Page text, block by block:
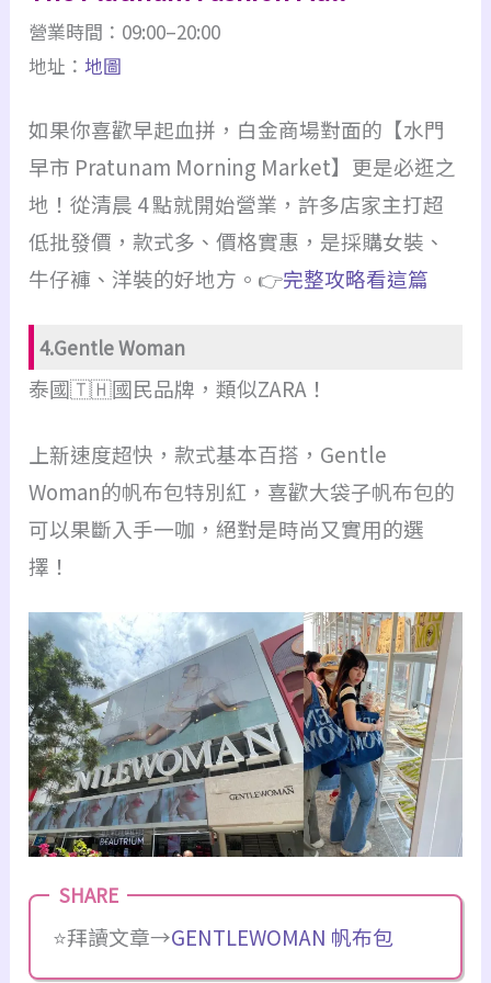
營業時間：09:00–20:00
地址：地圖
如果你喜歡早起血拼，白金商場對面的【水門
早市 Pratunam Morning Market】更是必逛之
地！從清晨 4 點就開始營業，許多店家主打超
低批發價，款式多、價格實惠，是採購女裝、
牛仔褲、洋裝的好地方。👉完整攻略看這篇
4.Gentle Woman
泰國🇹🇭國民品牌，類似ZARA！
上新速度超快，款式基本百搭，Gentle
Woman的帆布包特別紅，喜歡大袋子帆布包的
可以果斷入手一咖，絕對是時尚又實用的選
擇！
⭐️拜讀文章→GENTLEWOMAN 帆布包